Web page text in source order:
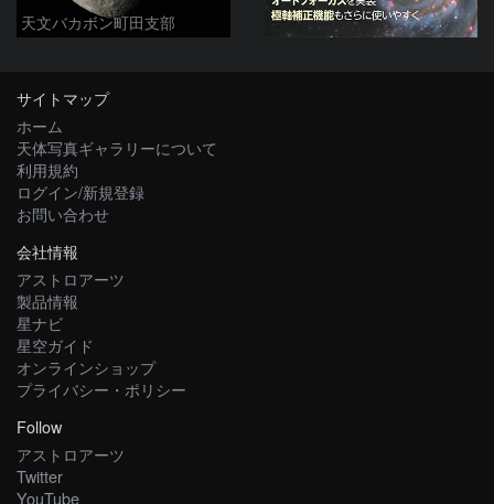
天文バカボン町田支部
サイトマップ
ホーム
天体写真ギャラリーについて
利用規約
ログイン/新規登録
お問い合わせ
会社情報
アストロアーツ
製品情報
星ナビ
星空ガイド
オンラインショップ
プライバシー・ポリシー
Follow
アストロアーツ
Twitter
YouTube